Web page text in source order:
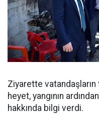
Ziyarette
heyet, yangının
hakkında bilgi verdi.